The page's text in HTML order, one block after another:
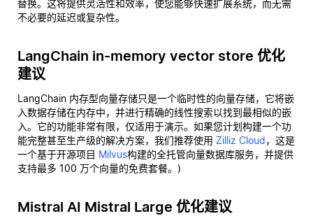
替换。这将提供灵活性和效率，使您能够快速扩展系统，而无需
不必要的延迟或复杂性。
LangChain in-memory vector store 优化
建议
LangChain 内存型向量存储只是一个临时性的向量存储，它将嵌
入数据存储在内存中，并进行精确的线性搜索以找到最相似的嵌
入。它的功能非常有限，仅适用于演示。如果您计划构建一个功
能完整甚至生产级的解决方案，我们推荐使用 Zilliz Cloud，这是
一个基于开源项目 Milvus构建的全托管向量数据库服务，并提供
支持最多 100 万个向量的免费套餐。)
Mistral AI Mistral Large 优化建议